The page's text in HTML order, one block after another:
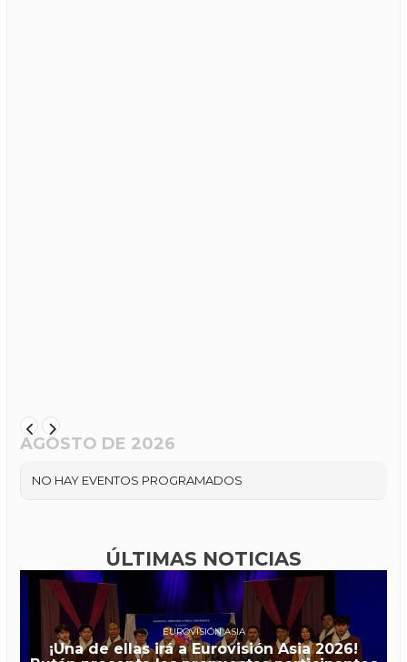
AGOSTO DE 2026
NO HAY EVENTOS PROGRAMADOS
ÚLTIMAS NOTICIAS
EUROVISIÓN ASIA
¡Una de ellas irá a Eurovisión Asia 2026!